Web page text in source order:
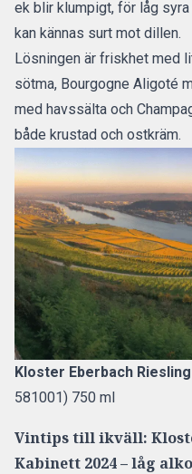
ek blir klumpigt, för låg
kan kännas surt mot dillen.
Lösningen är friskhet med
sötma, Bourgogne Aligoté
med havssälta och
både krustad och ostkräm.
Kloster Eberbach
581001) 750 ml
Vintips till ikväll:
Kabinett 2024 – låg